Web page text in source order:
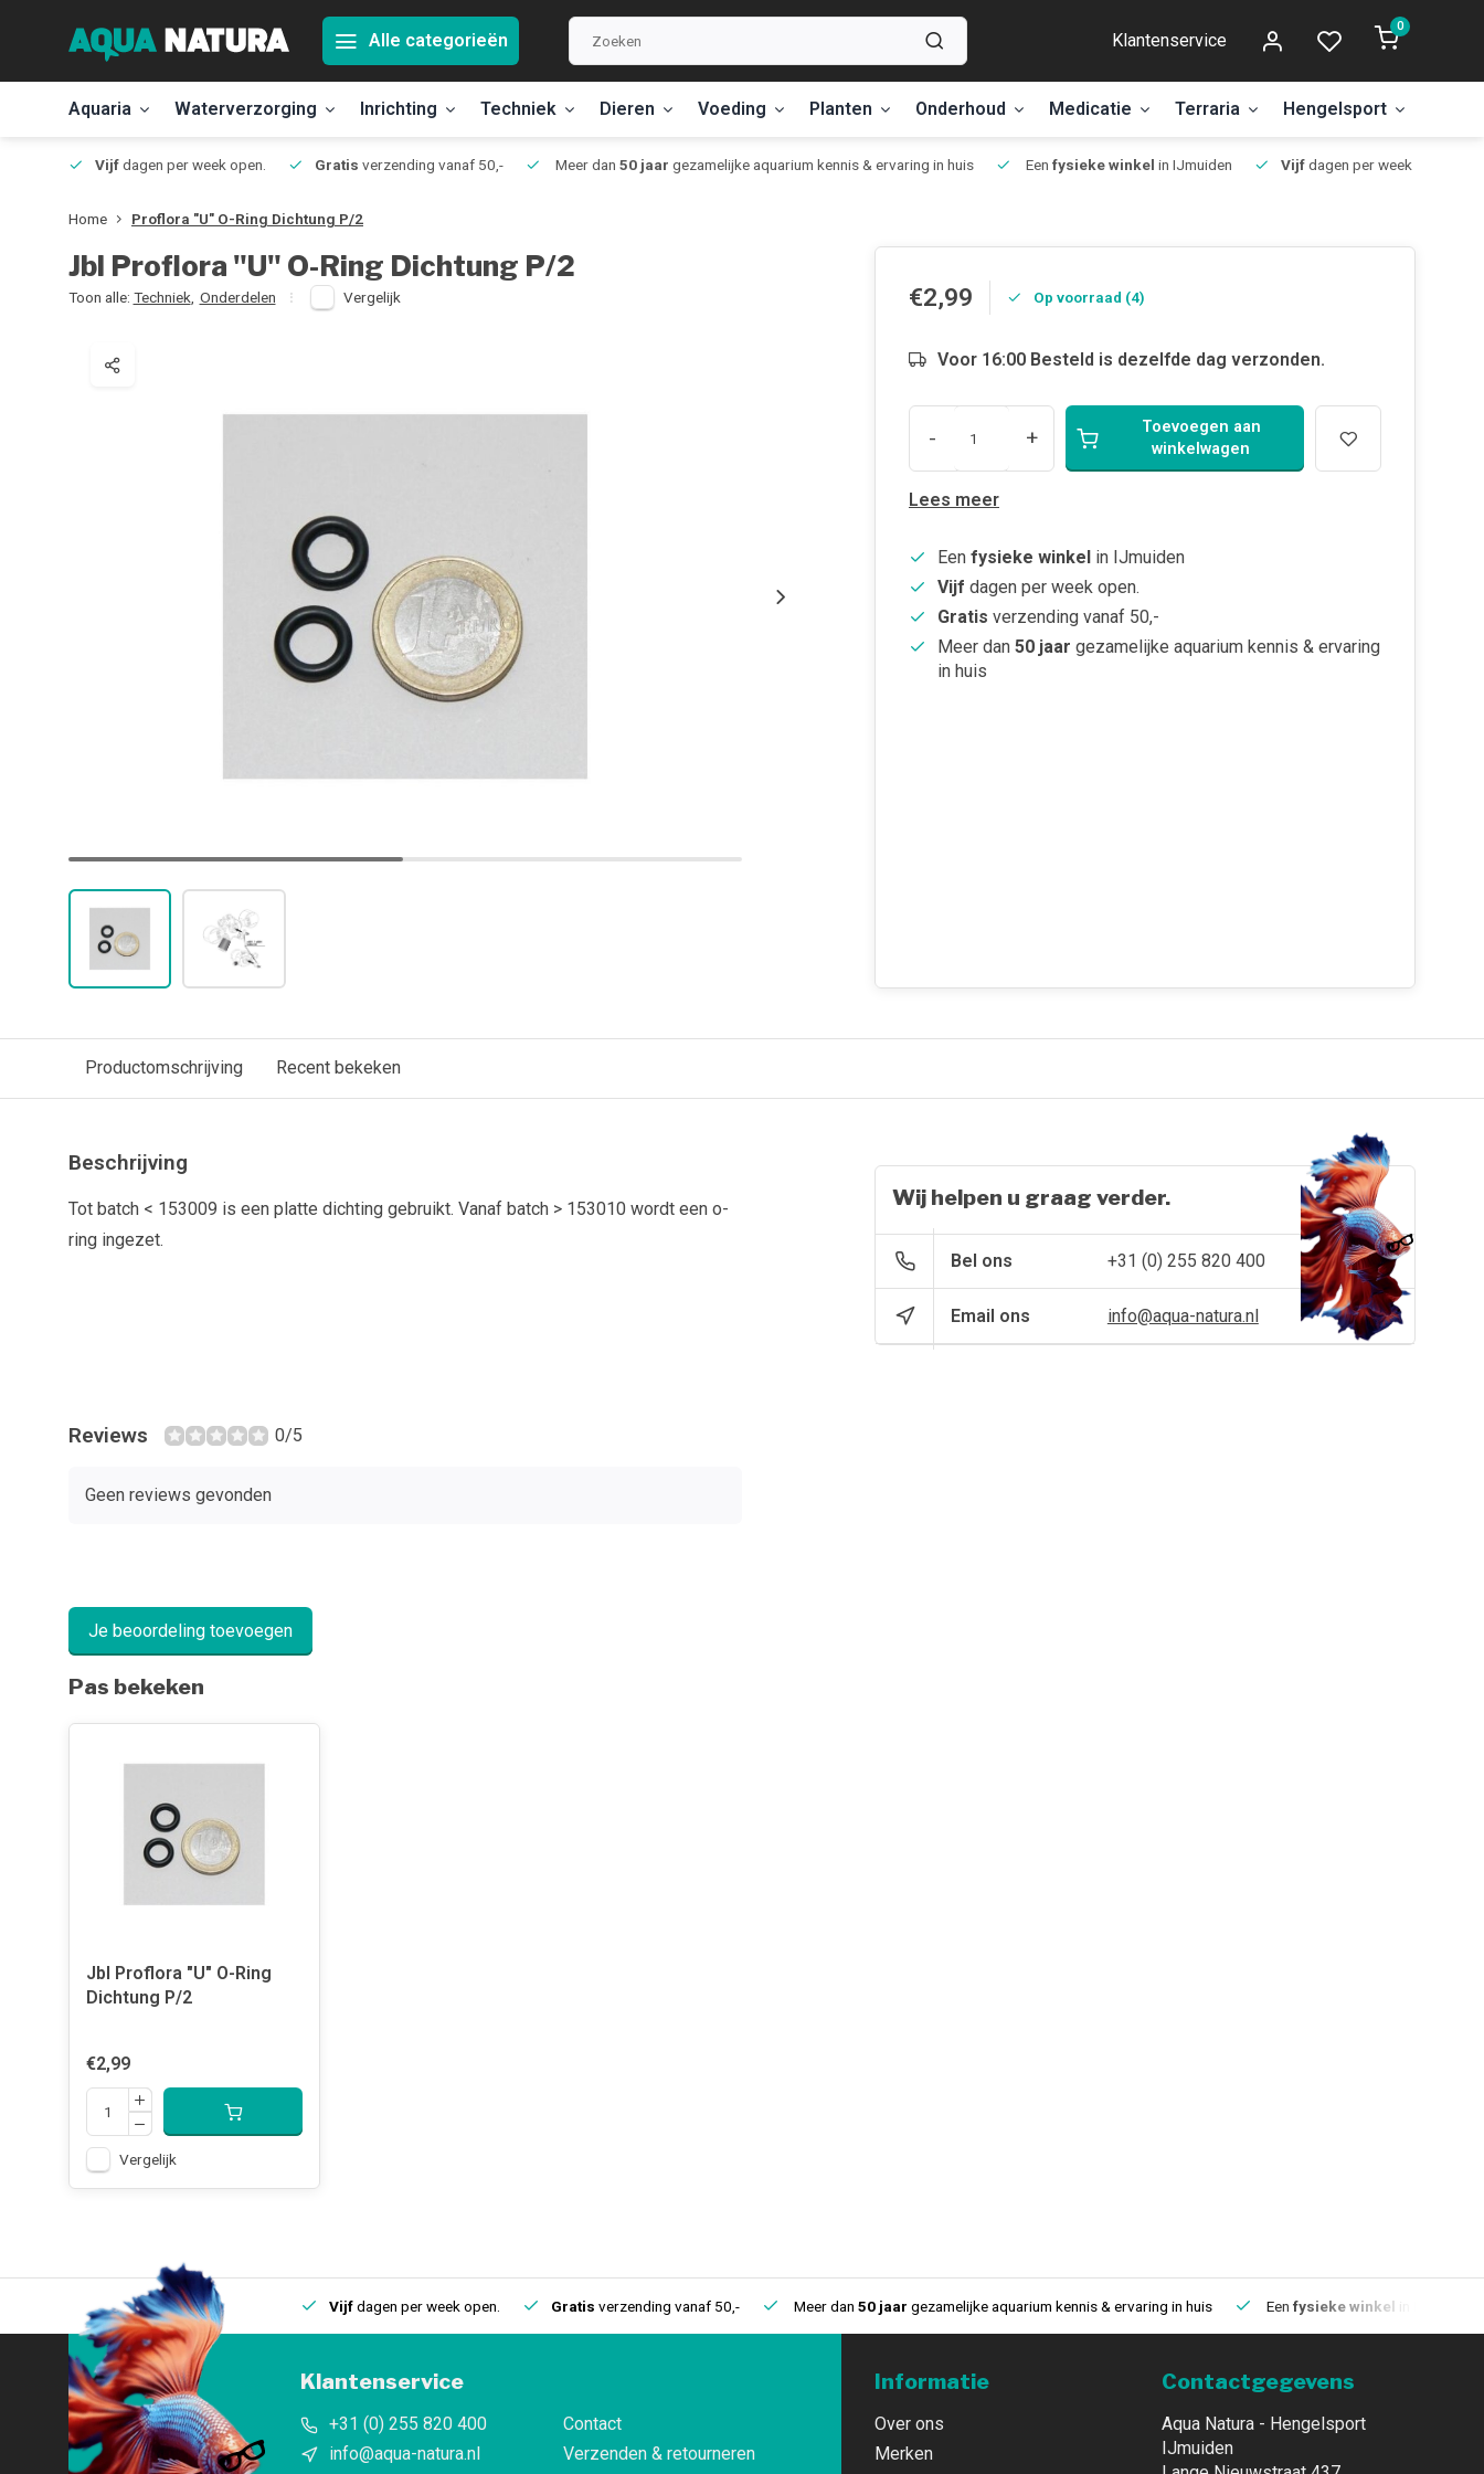
Alle categorieën Klantenservice
0
Aquaria Waterverzorging Inrichting Techniek Dieren Voeding Planten Onderhoud Medicatie Terraria Hengelsport
Vijfdagen per week open. Gratis verzending vanaf 50,- Meer dan 50 jaar gezamelijke aquarium kennis & ervaring in huis Een fysieke winkel in IJmuiden Vijfdagen per week open.
Home Proflora "U" O-Ring Dichtung P/2
Jbl Proflora "U" O-Ring Dichtung P/2
Toon alle: Techniek Onderdelen Vergelijk €2,99 Op voorraad (4)
Voor 16:00 Besteld is dezelfde dag verzonden.
- +
Toevoegen aan
winkelwagen
Lees meer
Een fysieke winkel in IJmuiden
Vijf dagen per week open.
Gratis verzending vanaf 50,-
Meer dan 50 jaar gezamelijke aquarium kennis & ervaring
in huis
Productomschrijving Recent bekeken
Beschrijving
Tot batch < 153009 is een platte dichting gebruikt. Vanaf batch > 153010 wordt een o-
ring ingezet.
Reviews 0/5
Geen reviews gevonden
Je beoordeling toevoegen
Wij helpen u graag verder.
Bel ons +31 (0) 255 820 400
Email ons info@aqua-natura.nl
Pas bekeken
Jbl Proflora "U" O-Ring
Dichtung P/2
€2,99
Vergelijk
Eenfysieke winkelin IJmuiden Vijfdagen per week open. Gratis verzending vanaf 50,- Meer dan 50 jaar gezamelijke aquarium kennis & ervaring in huis Een fysieke winkel
Klantenservice
+31 (0) 255 820 400
info@aqua-natura.nl
Contact
Verzenden & retourneren
Informatie
Over ons
Merken
Contactgegevens
Aqua Natura - Hengelsport
IJmuiden